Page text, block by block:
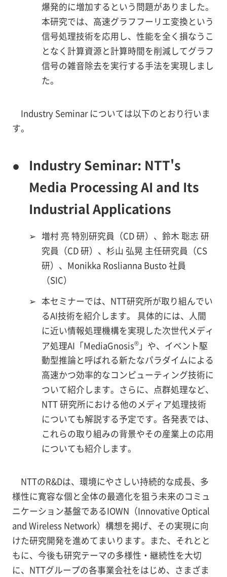
爆発的に増加するという問題がありました。
本研究では、高速グラフフーリエ変換という
信号処理技術を応用し、性能を全く損なうこ
となく計算資源と計算時間を削減してグラフ
信号の雑音除去を実行する手法を実現しまし
た。
Industry Seminar については以下のとおり行いま
す。
●
Industry Seminar: NTT's
Media Processing AI and Its
Industrial Applications
➢ 増村 亮 特別研究員（CD 研）、鈴木 聡志 研
究員（CD 研）、杉山 弘晃 主任研究員（CS
研）、Monikka Roslianna Busto 社員
（SIC）
➢ 本セミナーでは、NTT研究所が取り組んでい
るAI技術を紹介します。 具体的には、人間
に近い情報処理機構を実現した次世代メディ
ア処理AI「MediaGnosis® 」や、イベント駆
動型推論と呼ばれる新たなパラダイムによる
高速かつ効率的なコンピューティング技術に
ついて紹介します。さらに、点群処理など、
NTT 研究所における他のメディア処理技術
についても解説する予定です。各発表では、
これらの取り組みの背景やその産業上の応用
についても紹介します。
NTTのR&Dは、環境にやさしい持続的な成長、多
様性に寛容な個と全体の最適化を狙う未来のコミュ
ニケーション基盤であるIOWN（Innovative Optical
and Wireless Network）構想を掲げ、その実現に向
けた研究開発を進めてまいります。また、それとと
もに、今後も研究テーマの多様性・継続性を大切
に、NTTグループの各事業会社をはじめ、さまざま